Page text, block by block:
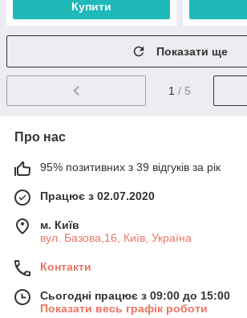
Купити
Показати ще
1 / 5
Про нас
95% позитивних з 39 відгуків за рік
Працює з 02.07.2020
м. Київ
вул. Базова,16, Київ, Україна
Контакти
Сьогодні працює з 09:00 до 15:00
Показати весь графік роботи